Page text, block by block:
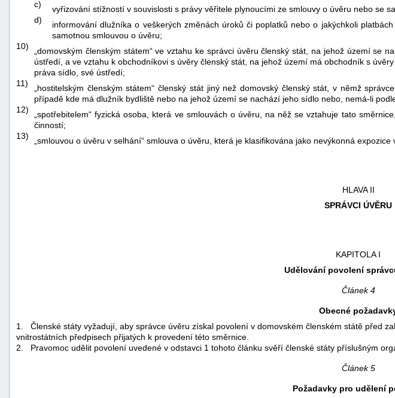
c)
vyřizování stížností v souvislosti s právy věřitele plynoucími ze smlouvy o úvěru nebo se
d)
informování dlužníka o veškerých změnách úroků či poplatků nebo o jakýchkoli
samotnou smlouvou o úvěru;
10)
„domovským členským státem“ ve vztahu ke správci úvěru členský stát, na jehož území
ústředí, a ve vztahu k obchodníkovi s úvěry členský stát, na jehož území má obchodník s
práva sídlo, své ústředí;
11)
„hostitelským členským státem“ členský stát jiný než domovský členský stát, v němž
případě kde má dlužník bydliště nebo na jehož území se nachází jeho sídlo nebo, nemá-li
12)
„spotřebitelem“ fyzická osoba, která ve smlouvách o úvěru, na něž se vztahuje tato
činností;
13)
„smlouvou o úvěru v selhání“ smlouva o úvěru, která je klasifikována jako nevýkonná
HLAVA II
SPRÁVCI ÚVĚRU
KAPITOLA I
Udělování povolení
Článek 4
Obecné
1.
Členské státy vyžadují, aby správce úvěru získal povolení v domovském členském státě před
vnitrostátních předpisech přijatých k provedení této směrnice.
2.
Pravomoc udělit povolení uvedené v odstavci 1 tohoto článku svěří členské státy příslušným
Článek 5
Požadavky pro udělení